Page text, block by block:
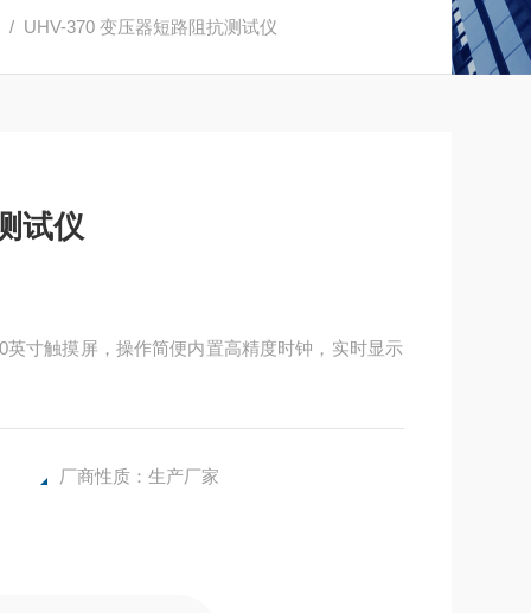
/ UHV-370 变压器短路阻抗测试仪
试仪
寸触摸屏，操作简便内置高精度时钟，实时显示
厂商性质：生产厂家